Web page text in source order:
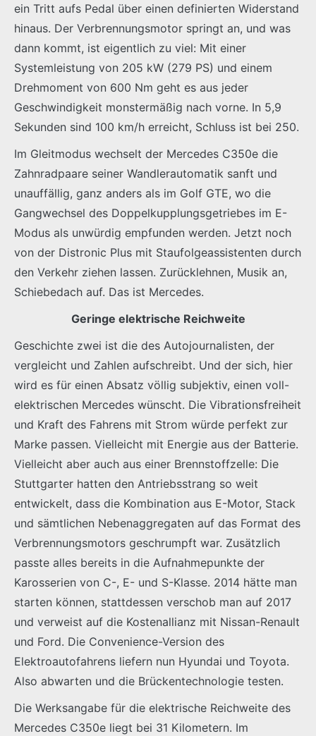
ein Tritt aufs Pedal über einen definierten Widerstand
hinaus. Der Verbrennungsmotor springt an, und was
dann kommt, ist eigentlich zu viel: Mit einer
Systemleistung von 205 kW (279 PS) und einem
Drehmoment von 600 Nm geht es aus jeder
Geschwindigkeit monstermäßig nach vorne. In 5,9
Sekunden sind 100 km/h erreicht, Schluss ist bei 250.
Im Gleitmodus wechselt der Mercedes C350e die
Zahnradpaare seiner Wandlerautomatik sanft und
unauffällig, ganz anders als im Golf GTE, wo die
Gangwechsel des Doppelkupplungsgetriebes im E-
Modus als unwürdig empfunden werden. Jetzt noch
von der Distronic Plus mit Staufolgeassistenten durch
den Verkehr ziehen lassen. Zurücklehnen, Musik an,
Schiebedach auf. Das ist Mercedes.
Geringe elektrische Reichweite
Geschichte zwei ist die des Autojournalisten, der
vergleicht und Zahlen aufschreibt. Und der sich, hier
wird es für einen Absatz völlig subjektiv, einen voll-
elektrischen Mercedes wünscht. Die Vibrationsfreiheit
und Kraft des Fahrens mit Strom würde perfekt zur
Marke passen. Vielleicht mit Energie aus der Batterie.
Vielleicht aber auch aus einer Brennstoffzelle: Die
Stuttgarter hatten den Antriebsstrang so weit
entwickelt, dass die Kombination aus E-Motor, Stack
und sämtlichen Nebenaggregaten auf das Format des
Verbrennungsmotors geschrumpft war. Zusätzlich
passte alles bereits in die Aufnahmepunkte der
Karosserien von C-, E- und S-Klasse. 2014 hätte man
starten können, stattdessen verschob man auf 2017
und verweist auf die Kostenallianz mit Nissan-Renault
und Ford. Die Convenience-Version des
Elektroautofahrens liefern nun Hyundai und Toyota.
Also abwarten und die Brückentechnologie testen.
Die Werksangabe für die elektrische Reichweite des
Mercedes C350e liegt bei 31 Kilometern. Im